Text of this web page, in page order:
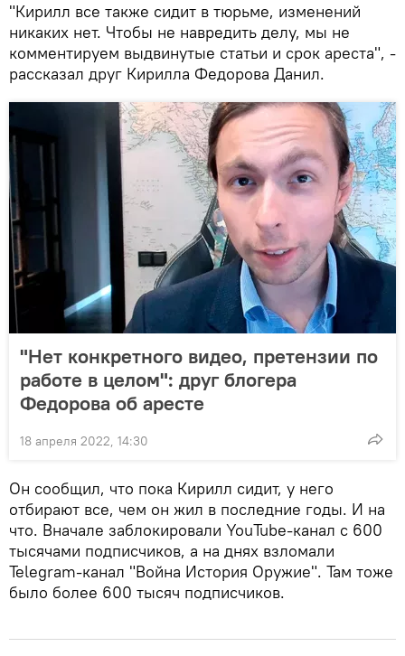
"Кирилл все также сидит в тюрьме, изменений
никаких нет. Чтобы не навредить делу, мы не
комментируем выдвинутые статьи и срок ареста", -
рассказал друг Кирилла Федорова Данил.
"Нет конкретного видео, претензии по
работе в целом": друг блогера
Федорова об аресте
18 апреля 2022, 14:30
Он сообщил, что пока Кирилл сидит, у него
отбирают все, чем он жил в последние годы. И на
что. Вначале заблокировали YouTube-канал с 600
тысячами подписчиков, а на днях взломали
Telegram-канал "Война История Оружие". Там тоже
было более 600 тысяч подписчиков.